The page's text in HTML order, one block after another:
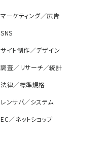
マーケティング／広告
SNS
サイト制作／デザイン
調査／リサーチ／統計
法律／標準規格
レンサバ／システム
EC／ネットショップ